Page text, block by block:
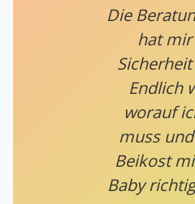
Die
hat mir
Endlich
worauf
muss
Beikost
Baby